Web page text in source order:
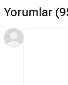
Yorumlar